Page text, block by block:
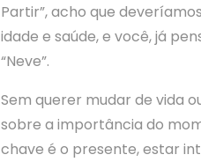
Partir”, acho que
idade e saúde, e você, já
“Neve”.
Sem querer mudar de vida
sobre a importância do
chave é o presente, estar